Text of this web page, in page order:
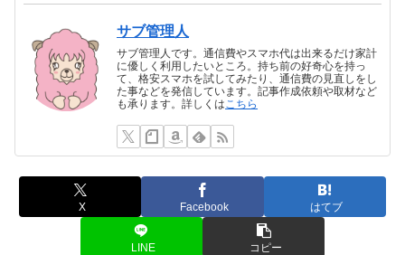
サブ管理人
サブ管理人です。通信費やスマホ代は出来るだけ家計
に優しく利用したいところ。持ち前の好奇心を持っ
て、格安スマホを試してみたり、通信費の見直しをし
た事などを発信しています。記事作成依頼や取材など
も承ります。詳しくは こちら
X Facebook はてブ
LINE コピー